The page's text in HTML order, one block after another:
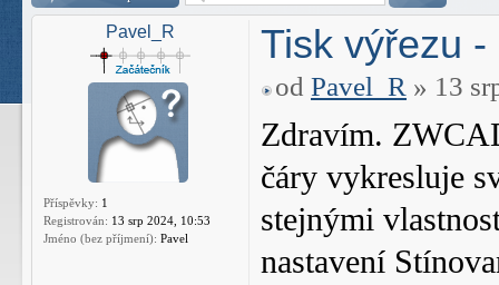
Pavel_R
Příspěvky: 1
Registrován: 13 srp 2024, 10:53
Jméno (bez příjmení): Pavel
Tisk výřezu
od Pavel_R » 13
Zdravím.
čáry vykresluje
stejnými
nastavení